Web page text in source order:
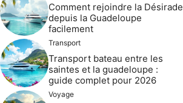
Comment rejoindre la Désirade
depuis la Guadeloupe
facilement
Transport
Transport bateau entre les
saintes et la guadeloupe :
guide complet pour 2026
Voyage